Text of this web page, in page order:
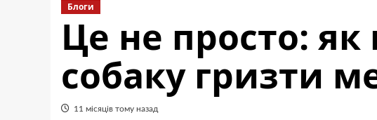
Блоги
Це не просто: як
собаку гризти
11 місяців тому назад